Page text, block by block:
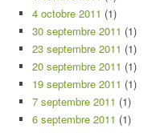
4 octobre 2011 (1)
30 septembre 2011 (1)
23 septembre 2011 (1)
20 septembre 2011 (1)
19 septembre 2011 (1)
7 septembre 2011 (1)
6 septembre 2011 (1)